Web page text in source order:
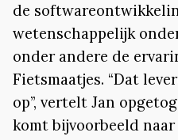
de
wetenschappelijk
onder andere de
Fietsmaatjes. “Dat
op”, vertelt Jan
komt bijvoorbeeld